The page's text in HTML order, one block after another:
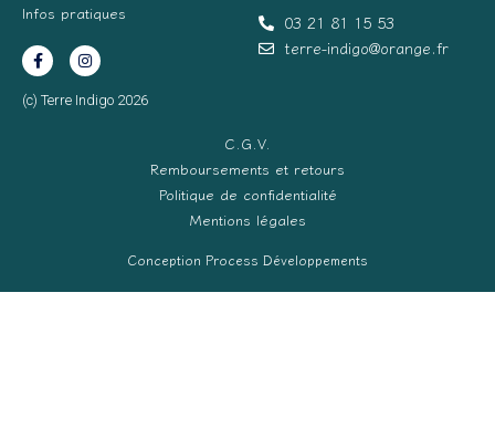
Infos pratiques
(c) Terre Indigo 2026
03 21 81 15 53
terre-indigo@orange.fr
C.G.V.
Remboursements et retours
Politique de confidentialité
Mentions légales
Conception Process Développements